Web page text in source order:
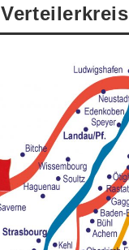
Verteilerkreis